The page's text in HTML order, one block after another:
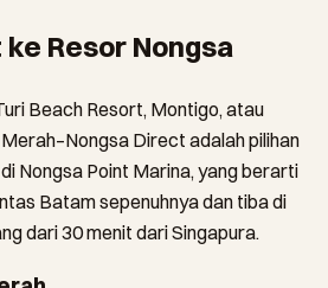
Resor Nongsa
Beach Resort, Montigo, atau
Direct adalah pilihan
Nongsa Point Marina, yang berarti
Batam sepenuhnya dan tiba di
dari 30 menit dari Singapura.